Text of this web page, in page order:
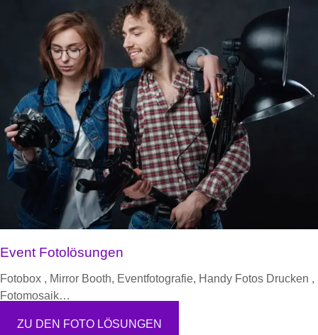
Event Fotolösungen
Fotobox , Mirror Booth, Eventfotografie, Handy Fotos Drucken ,
Fotomosaik…
ZU DEN FOTO LÖSUNGEN